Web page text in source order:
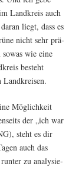
Land­kreis auch
liegt, dass es
nicht sehr prä­
wie eine
besteht
Mög­lich­keit
der „ich war
steht es dir
auch das
zu ana­ly­sie­